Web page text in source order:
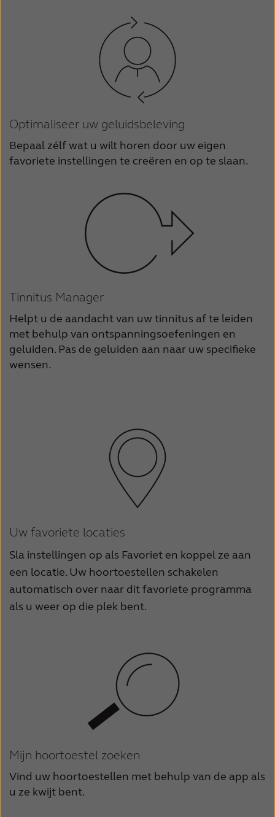
Optimaliseer uw geluidsbeleving
Bepaal zélf wat u wilt horen door uw eigen
favoriete instellingen te creëren en op te slaan.
Tinnitus Manager
Helpt u de aandacht van uw tinnitus af te leiden
met behulp van ontspanningsoefeningen en
geluiden. Pas de geluiden aan naar uw specifieke
wensen.
Uw favoriete locaties
Sla instellingen op als Favoriet en koppel ze aan
een locatie. Uw hoortoestellen schakelen
automatisch over naar dit favoriete programma
als u weer op die plek bent.
Mijn hoortoestel zoeken
Vind uw hoortoestellen met behulp van de app als
u ze kwijt bent.